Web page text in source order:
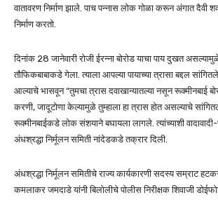
वातावरण निर्माण झाले. पाच पन्नास लोक गोळा करून अंगात दैवी
निर्माण करतो.
दिनांक 28 जानेवारी रोजी ईरन्ना बोरोड याचा पाय दुखत
तौफिकबाबाकडे गेला. त्याला आपल्या पायाच्या त्रासा बद्दल
आल्याचे भासवून “तुमचा त्रास दवाखान्यातल्या नसून रूक्‍मीनबाई
करणी, जादूटोणा केल्यामुळे तुम्हाला हा त्रास होत असल्याचे
रूक्‍मीनबाईकडे लोक संशयाने बघायला लागले. त्यांच्याशी
अंधश्रद्धा निर्मूलन समिती नांदेडकडे तक्रार दिली.
अंधश्रद्धा निर्मूलन समितीचे राज्य कार्यकारणी सदस्य सम्राट
कमलाकर जमदाडे यांनी बिलोलीचे पोलीस निरीक्षक शिवाजी